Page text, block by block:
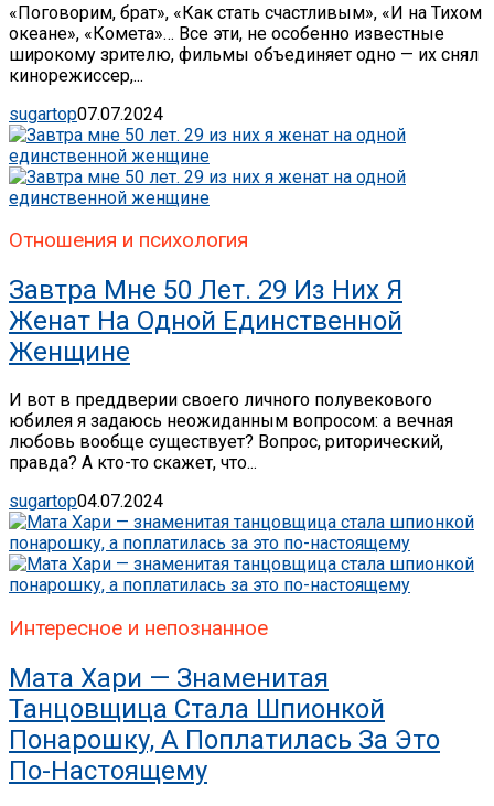
«Поговорим, брат», «Как стать счастливым», «И на Тихом
океане», «Комета»… Все эти, не особенно известные
широкому зрителю, фильмы объединяет одно — их снял
кинорежиссер,...
sugartop07.07.2024
Отношения и психология
Завтра Мне 50 Лет. 29 Из Них Я
Женат На Одной Единственной
Женщине
И вот в преддверии своего личного полувекового
юбилея я задаюсь неожиданным вопросом: а вечная
любовь вообще существует? Вопрос, риторический,
правда? А кто-то скажет, что...
sugartop04.07.2024
Интересное и непознанное
Мата Хари — Знаменитая
Танцовщица Стала Шпионкой
Понарошку, А Поплатилась За Это
По-Настоящему